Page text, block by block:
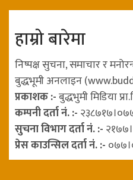
हाम्रो बारेमा
निष्पक्ष सुचना, समाचार र
बुद्धभूमी अनलाइन
प्रकाशक :-बुद्धभुमी मिडिया
कम्पनी दर्ता नं. :-
सुचना विभाग दर्ता नं. :-
प्रेस काउन्सिल दर्ता नं. :-